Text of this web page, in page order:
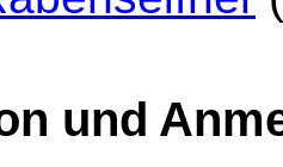
und